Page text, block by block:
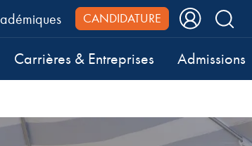
CANDIDATURE
Carrières & Entreprises Admissions